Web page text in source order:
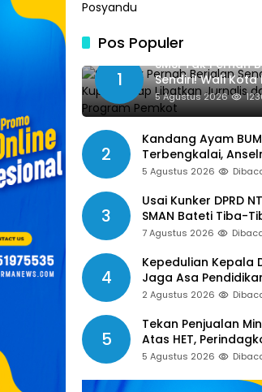
Pos Populer
1
SMSI Tak Pernah
Sendiri! Wali Kota
Siap Libatkan
Publikasi
5 Agustus 2026
2
Kandang Ayam BUMDes Renrua
Terbengkalai,
Belum Rampung,
5 Agustus 2026
3
Usai Kunker DPRD
SMAN Bateti Tiba-
Gelar Rapat
Belum Dibayar
7 Agustus 2026
4
Kepedulian Kepala
Jaga Asa
Guru Sampaikan
2 Agustus 2026
5
Tekan Penjualan
Atas HET,
Siapkan Spanduk
5 Agustus 2026